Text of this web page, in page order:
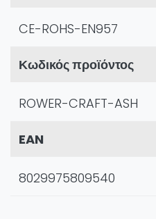
CE-ROHS-EN957
Κωδικός προϊόντος
ROWER-CRAFT-ASH
EAN
8029975809540